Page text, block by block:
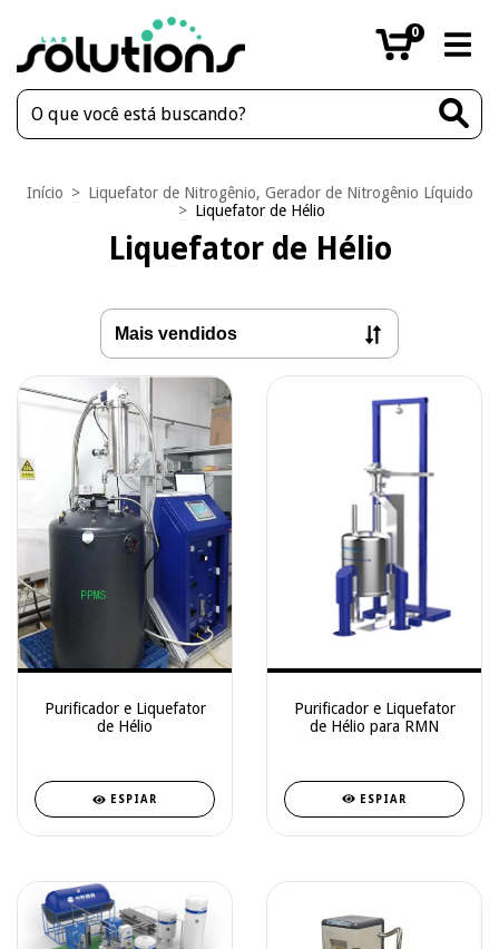
0
Início > Liquefator de Nitrogênio, Gerador de Nitrogênio Líquido
> Liquefator de Hélio
Liquefator de Hélio
Purificador e Liquefator
de Hélio
ESPIAR
Purificador e Liquefator
de Hélio para RMN
ESPIAR